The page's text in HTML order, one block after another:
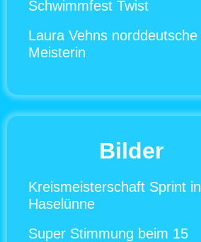
Schwimmfest Twist
Laura Vehns norddeutsche
Meisterin
Bilder
Kreismeisterschaft Sprint in
Haselünne
Super Stimmung beim 15